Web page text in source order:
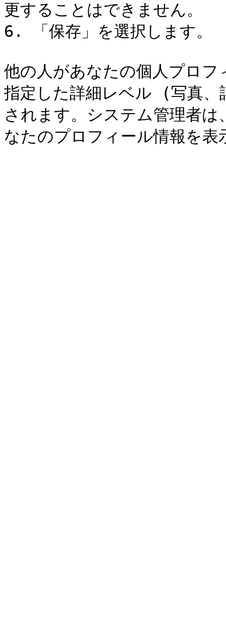
更することはできません。
6. 「保存」を選択します。
他の人があなたの個人プロ
指定した詳細レベル (写真
されます。システム管理者